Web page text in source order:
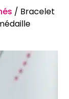
/ Bracelet